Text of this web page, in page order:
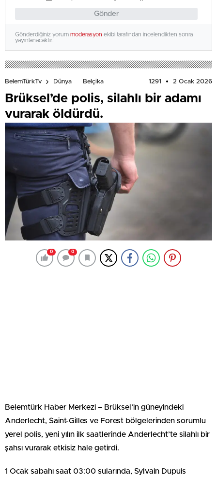
Gönder
Gönderdiğiniz yorum moderasyon ekibi tarafından incelendikten sonra
yayınlanacaktır.
BelemTürkTv Dünya Belçika 1291 2 Ocak 2026
Brüksel’de polis, silahlı bir adamı
vurarak öldürdü.
0 0
Belemtürk Haber Merkezi – Brüksel’in güneyindeki
Anderlecht, Saint-Gilles ve Forest bölgelerinden sorumlu
yerel polis, yeni yılın ilk saatlerinde Anderlecht’te silahlı bir
şahsı vurarak etkisiz hale getirdi.
1 Ocak sabahı saat 03:00 sularında, Sylvain Dupuis